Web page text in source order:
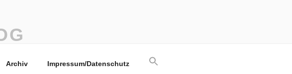
Archiv Impressum/Datenschutz